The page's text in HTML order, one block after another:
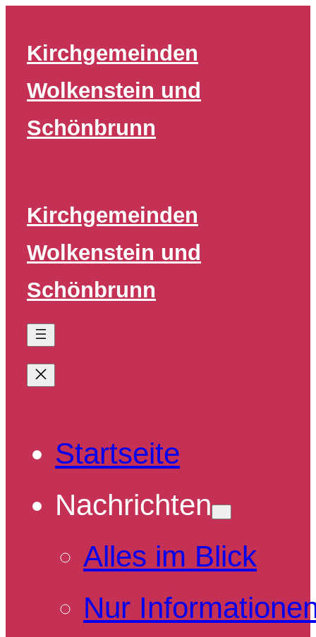
springen
Kirchgemeinden
Wolkenstein und
Schönbrunn
Kirchgemeinden
Wolkenstein und
Schönbrunn
Startseite
Nachrichten
Alles im Blick
Nur